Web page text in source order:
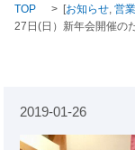
TOP [お知らせ ,営
27日(日）新年会開催の
2019-01-26